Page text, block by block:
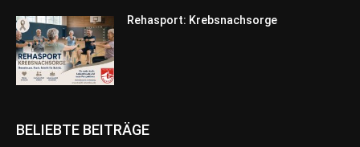
Rehasport: Krebsnachsorge
BELIEBTE BEITRÄGE